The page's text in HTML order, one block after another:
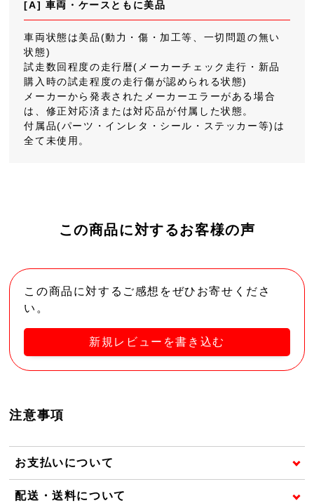
[A] 車両・ケースともに美品
車両状態は美品(動力・傷・加工等、一切問題の無い
状態)
試走数回程度の走行暦(メーカーチェック走行・新品
購入時の試走程度の走行傷が認められる状態)
メーカーから発表されたメーカーエラーがある場合
は、修正対応済または対応品が付属した状態。
付属品(パーツ・インレタ・シール・ステッカー等)は
全て未使用。
この商品に対するお客様の声
この商品に対するご感想をぜひお寄せくださ
い。
新規レビューを書き込む
注意事項
お支払いについて
配送・送料について